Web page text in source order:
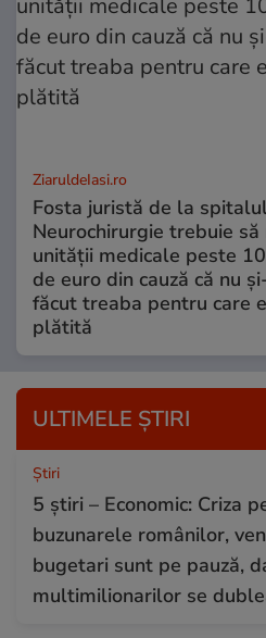
ZiaruldeIasi.ro
Fosta juristă de la
Neurochirurgie trebuie
unității medicale peste
de euro din cauză că nu
făcut treaba pentru care
plătită
ULTIMELE ȘTIRI
Ştiri
5 știri – Economic: Criza
buzunarele românilor,
bugetari sunt pe pauză,
multimilionarilor se